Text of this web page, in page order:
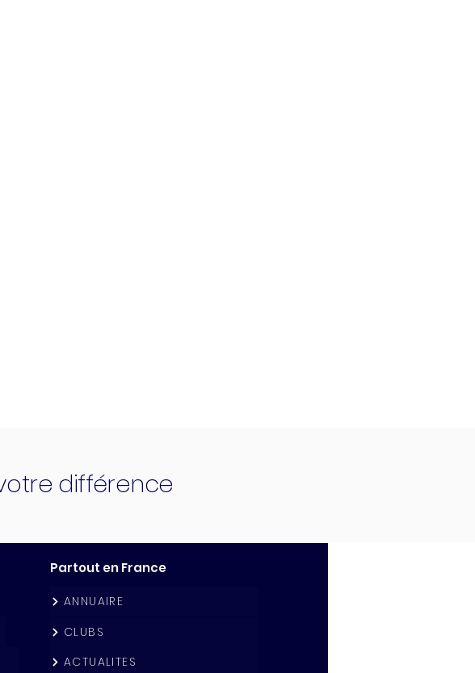
différence
Partout en France
ANNUAIRE
CLUBS
ACTUALITES